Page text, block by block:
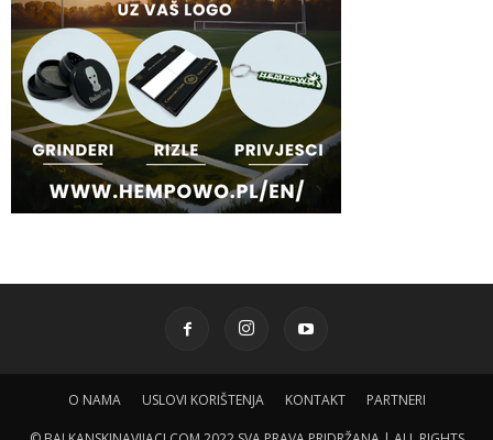
O NAMA USLOVI KORIŠTENJA KONTAKT PARTNERI